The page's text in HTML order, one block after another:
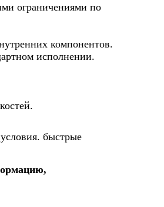
ограничениями по
компонентов.
исполнении.
быстрые